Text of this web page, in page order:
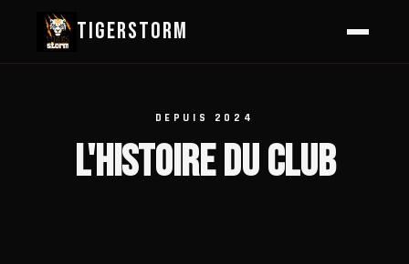
TIGERSTORM
DEPUIS 2024
L'HISTOIRE DU CLUB